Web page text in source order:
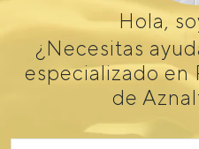
Hola,
¿Necesitas
especializado en
de